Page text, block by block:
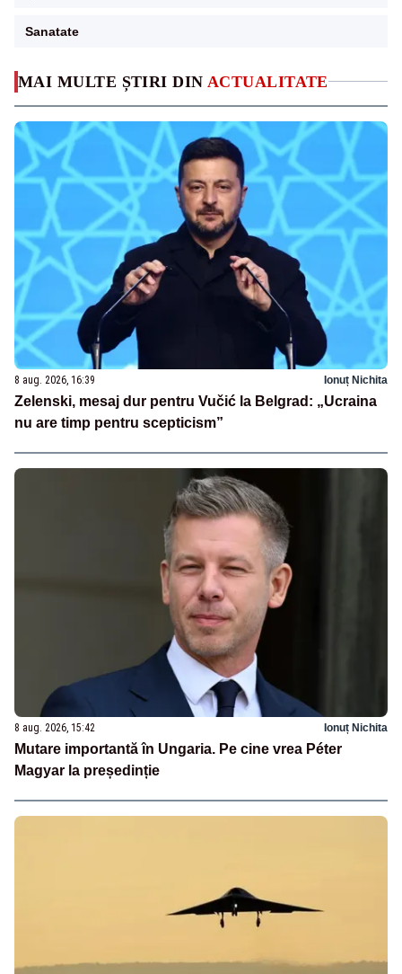
MAI MULTE ȘTIRI DIN ACTUALITATE
8 aug. 2026, 16:39 Ionuț Nichita
Zelenski, mesaj dur pentru Vučić la Belgrad: „Ucraina
nu are timp pentru scepticism”
8 aug. 2026, 15:42 Ionuț Nichita
Mutare importantă în Ungaria. Pe cine vrea Péter
Magyar la președinție
Sanatate